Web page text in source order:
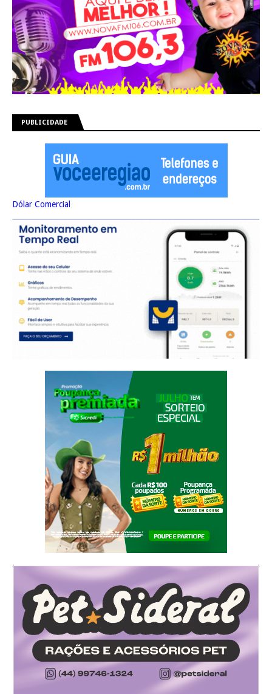
PUBLICIDADE
Dólar Comercial